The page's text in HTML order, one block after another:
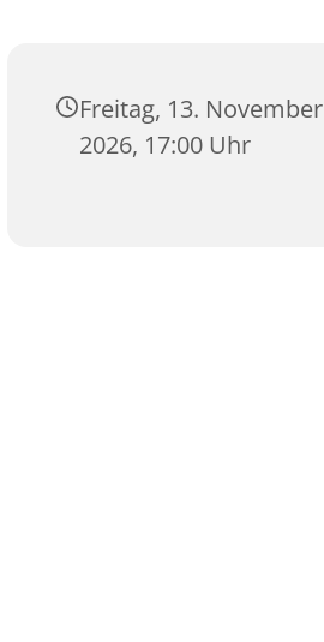
Freitag, 13. November
2026, 17:00 Uhr